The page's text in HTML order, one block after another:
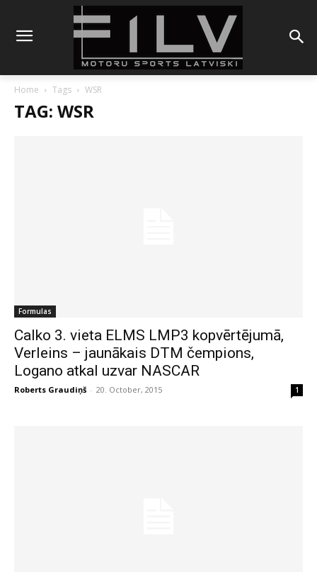
Home Tags WSR
TAG: WSR
Formulas
Calko 3. vieta ELMS LMP3 kopvērtējumā,
Verleins – jaunākais DTM čempions,
Logano atkal uzvar NASCAR
Roberts Graudiņš - 20. October, 2015 1